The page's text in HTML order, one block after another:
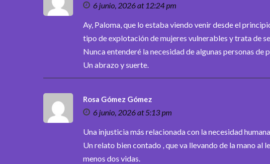
6 junio, 2026 at 12:24 pm
Ay, Paloma, que lo estaba viendo venir desde el
tipo de explotación de mujeres vulnerables y trata de
Nunca entenderé la necesidad de algunas personas de
Un abrazo y suerte.
Rosa Gómez Gómez
6 junio, 2026 at 5:13 pm
Una injusticia más relacionada con la necesidad
Un relato bien contado , que va llevando de la mano al
menos dos vidas.